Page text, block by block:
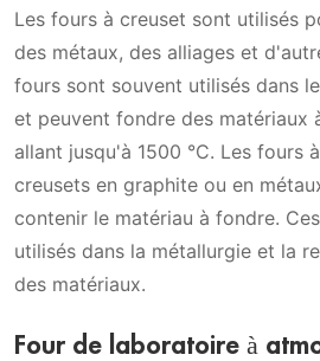
Les fours à creuset sont utilisés
des métaux, des alliages et
fours sont souvent utilisés dans
et peuvent fondre des matériaux
allant jusqu'à 1500 °C. Les fours
creusets en graphite ou en
contenir le matériau à fondre.
utilisés dans la métallurgie et la
des matériaux.
Four de laboratoire à